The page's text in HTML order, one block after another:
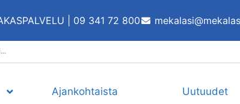
| 09 341 72 800
Ajankohtaista Uutuudet